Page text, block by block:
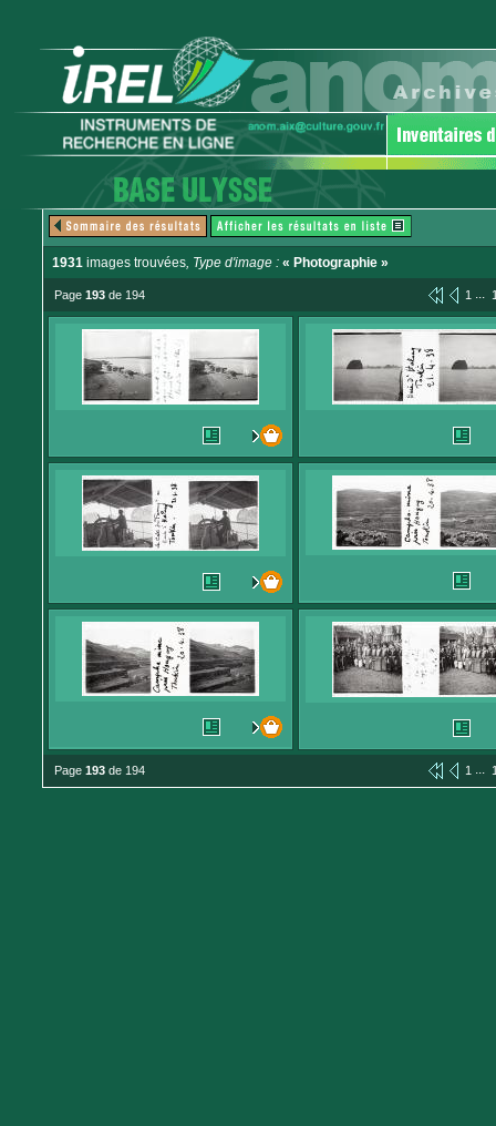
1931 images trouvées, Type d'image : « Photographie »
Page 193 de 194 1 ...
Page 193 de 194 1 ...